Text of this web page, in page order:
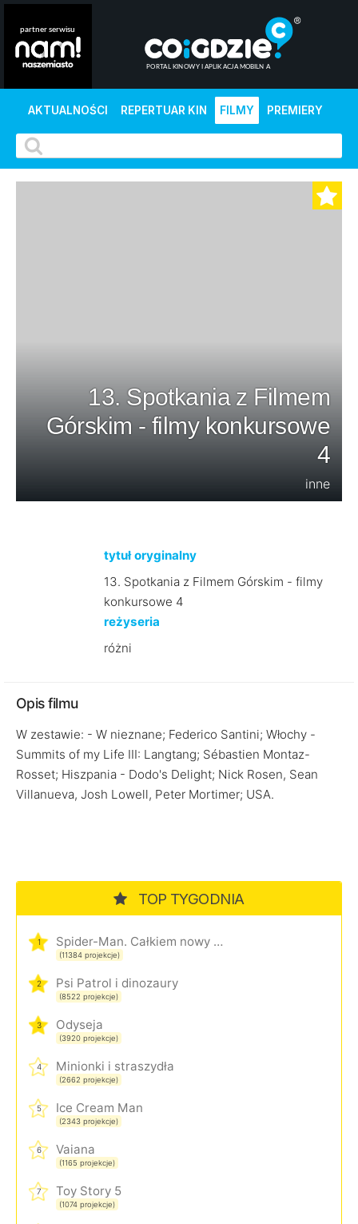
AKTUALNOŚCI REPERTUAR KIN FILMY PREMIERY
13. Spotkania z Filmem
Górskim - filmy konkursowe
4
inne
tytuł oryginalny
13. Spotkania z Filmem Górskim - filmy
konkursowe 4
reżyseria
różni
Opis filmu
W zestawie: - W nieznane; Federico Santini; Włochy -
Summits of my Life III: Langtang; Sébastien Montaz-
Rosset; Hiszpania - Dodo's Delight; Nick Rosen, Sean
Villanueva, Josh Lowell, Peter Mortimer; USA.
TOP TYGODNIA
1 Spider-Man. Całkiem nowy dzień
(11384 projekcje)
2 Psi Patrol i dinozaury
(8522 projekcje)
3 Odyseja
(3920 projekcje)
4 Minionki i straszydła
(2662 projekcje)
5 Ice Cream Man
(2343 projekcje)
6 Vaiana
(1165 projekcje)
7 Toy Story 5
(1074 projekcje)